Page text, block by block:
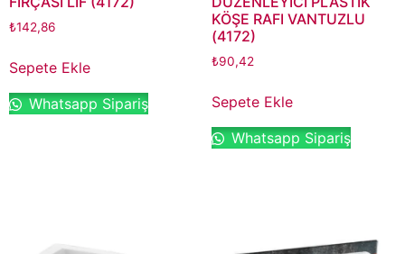
₺142,86
Sepete Ekle
Whatsapp Sipariş
KÖŞE RAFI VANTUZLU
(4172)
₺90,42
Sepete Ekle
Whatsapp Sipariş